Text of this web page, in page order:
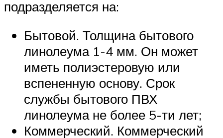
подразделяется на:
Бытовой. Толщина бытового
линолеума 1-4 мм. Он может
иметь полиэстеровую или
вспененную основу. Срок
службы бытового ПВХ
линолеума не более 5-ти лет;
Коммерческий. Коммерческий